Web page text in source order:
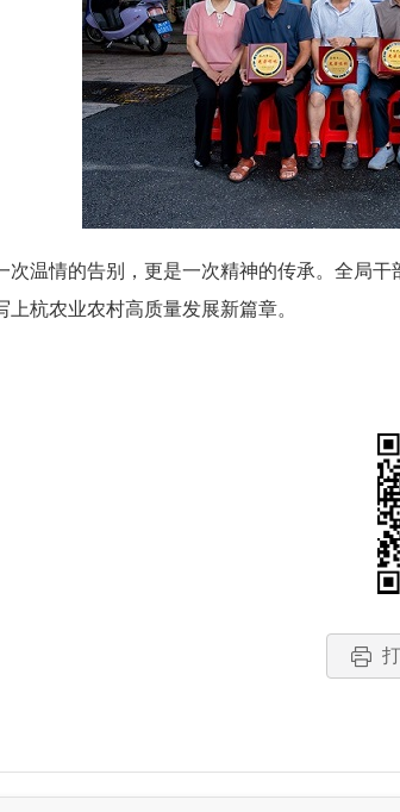
情的告别，更是一次精神的传承。全局干
杭农业农村高质量发展新篇章。